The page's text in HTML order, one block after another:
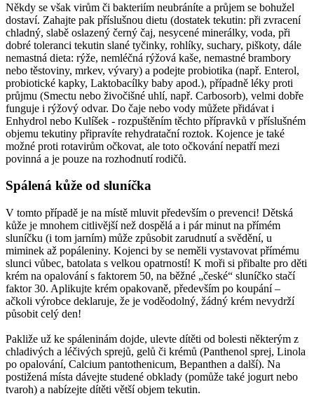
Někdy se však virům či bakteriím neubráníte a průjem se bohužel
dostaví. Zahajte pak příslušnou dietu (dostatek tekutin: při zvracení
chladný, slabě oslazený černý čaj, nesycené minerálky, voda, při
dobré toleranci tekutin slané tyčinky, rohlíky, suchary, piškoty, dále
nemastná dieta: rýže, nemléčná rýžová kaše, nemastné brambory
nebo těstoviny, mrkev, vývary) a podejte probiotika (např. Enterol,
probiotické kapky, Laktobacílky baby apod.), případně léky proti
průjmu (Smectu nebo živočišné uhlí, např. Carbosorb), velmi dobře
funguje i rýžový odvar. Do čaje nebo vody můžete přidávat i
Enhydrol nebo Kulíšek - rozpuštěním těchto přípravků v příslušném
objemu tekutiny připravíte rehydratační roztok. Kojence je také
možné proti rotavirům očkovat, ale toto očkování nepatří mezi
povinná a je pouze na rozhodnutí rodičů.
Spálená kůže od sluníčka
V tomto případě je na místě mluvit především o prevenci! Dětská
kůže je mnohem citlivější než dospělá a i pár minut na přímém
sluníčku (i tom jarním) může způsobit zarudnutí a svědění, u
miminek až popáleniny. Kojenci by se neměli vystavovat přímému
slunci vůbec, batolata s velkou opatrností! K moři si přibalte pro děti
krém na opalování s faktorem 50, na běžné „české“ sluníčko stačí
faktor 30. Aplikujte krém opakovaně, především po koupání –
ačkoli výrobce deklaruje, že je voděodolný, žádný krém nevydrží
působit celý den!
Pakliže už ke spáleninám dojde, ulevte dítěti od bolesti některým z
chladivých a léčivých sprejů, gelů či krémů (Panthenol sprej, Linola
po opalování, Calcium pantothenicum, Bepanthen a další). Na
postižená místa dávejte studené obklady (pomůže také jogurt nebo
tvaroh) a nabízejte dítěti větší objem tekutin.